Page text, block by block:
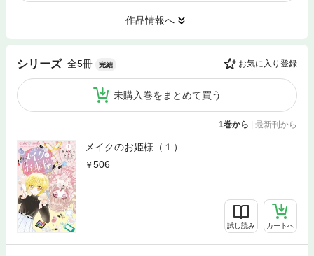
作品情報へ
シリーズ 全5冊 完結 お気に入り登録
未購入巻をまとめて買う
1巻から 最新刊から
メイクのお姫様（１）
506
試し読み カートへ